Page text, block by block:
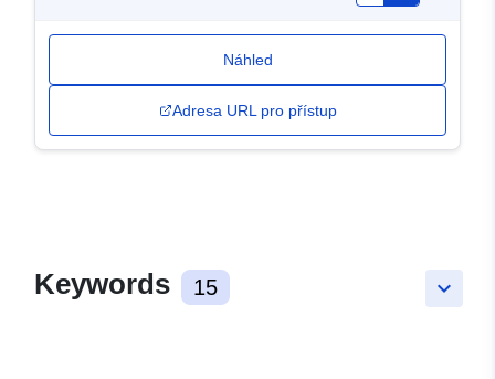
Náhled
Adresa URL pro přístup
keyboard_arrow_down
Keywords 15